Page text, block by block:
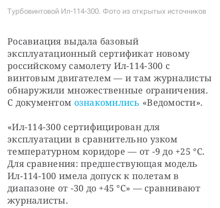
Турбовинтовой Ил-114-300. Фото из открытых источников
Росавиация выдала базовый
эксплуатационный сертификат новому
российскому самолету Ил-114-300 с
винтовым двигателем — и там журналисты
обнаружили множественные ограничения.
С документом ознакомились «Ведомости».
«Ил-114-300 сертифицирован для
эксплуатации в сравнительно узком
температурном коридоре — от -9 до +25 °C.
Для сравнения: предшествующая модель
Ил-114-100 имела допуск к полетам в
диапазоне от -30 до +45 °C» — сравнивают
журналисты.